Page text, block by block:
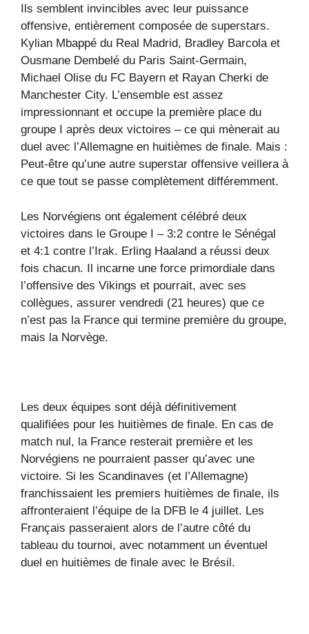
Ils semblent invincibles avec leur puissance
offensive, entièrement composée de superstars.
Kylian Mbappé du Real Madrid, Bradley Barcola et
Ousmane Dembelé du Paris Saint-Germain,
Michael Olise du FC Bayern et Rayan Cherki de
Manchester City. L’ensemble est assez
impressionnant et occupe la première place du
groupe I après deux victoires – ce qui mènerait au
duel avec l’Allemagne en huitièmes de finale. Mais :
Peut-être qu’une autre superstar offensive veillera à
ce que tout se passe complètement différemment.
Les Norvégiens ont également célébré deux
victoires dans le Groupe I – 3:2 contre le Sénégal
et 4:1 contre l’Irak. Erling Haaland a réussi deux
fois chacun. Il incarne une force primordiale dans
l’offensive des Vikings et pourrait, avec ses
collègues, assurer vendredi (21 heures) que ce
n’est pas la France qui termine première du groupe,
mais la Norvège.
Les deux équipes sont déjà définitivement
qualifiées pour les huitièmes de finale. En cas de
match nul, la France resterait première et les
Norvégiens ne pourraient passer qu’avec une
victoire. Si les Scandinaves (et l’Allemagne)
franchissaient les premiers huitièmes de finale, ils
affronteraient l’équipe de la DFB le 4 juillet. Les
Français passeraient alors de l’autre côté du
tableau du tournoi, avec notamment un éventuel
duel en huitièmes de finale avec le Brésil.